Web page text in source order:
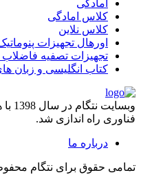
امادگی
کلاس امادگی
کلاس نلاین
اورهال تجهیزات
تجهیزات تصفیه
کتاب انگلیسی و زبان
فناوری راه اندازی شد.
درباره ما
تمامی حقوق برای نتگام